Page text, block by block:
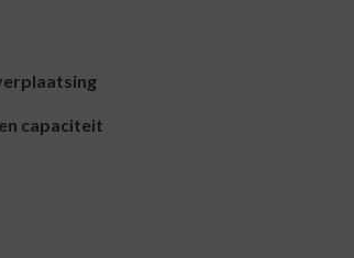
capaciteit